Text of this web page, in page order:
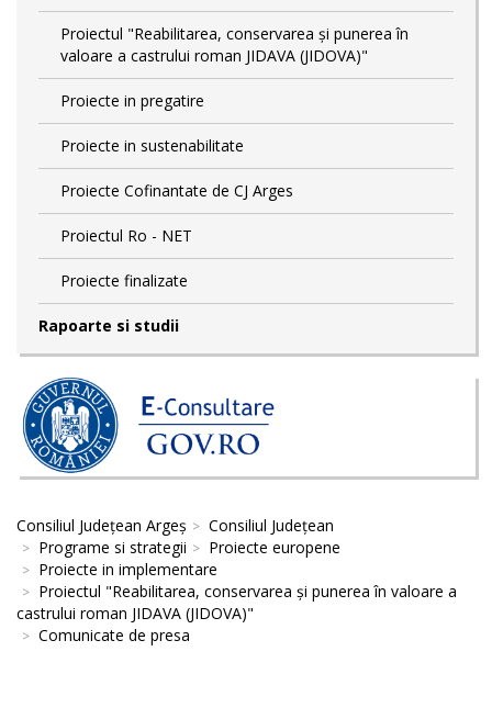
Proiectul "Reabilitarea, conservarea și punerea în
valoare a castrului roman JIDAVA (JIDOVA)"
Proiecte in pregatire
Proiecte in sustenabilitate
Proiecte Cofinantate de CJ Arges
Proiectul Ro - NET
Proiecte finalizate
Rapoarte si studii
Consiliul Județean Argeș
Consiliul Județean
Programe si strategii
Proiecte europene
Proiecte in implementare
Proiectul "Reabilitarea, conservarea și punerea în valoare a
castrului roman JIDAVA (JIDOVA)"
Comunicate de presa